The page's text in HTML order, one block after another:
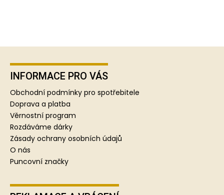
Z
INFORMACE PRO VÁS
Obchodní podmínky pro spotřebitele
Doprava a platba
Věrnostní program
Rozdáváme dárky
Zásady ochrany osobních údajů
O nás
Puncovní značky